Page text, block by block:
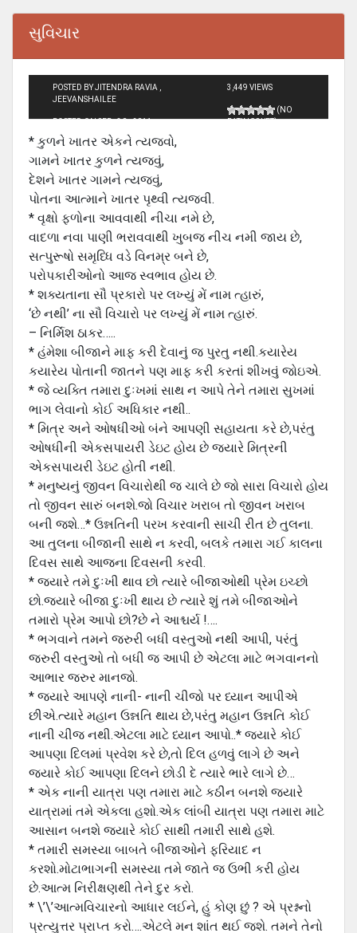
સુવિચાર
POSTED BY JITENDRA RAVIA ,
JEEVANSHAILEE
POSTED ON SEP - 30 - 2011
3,449 VIEWS
(NO
RATINGS YET)
* કુળને ખાતર એકને ત્યજવો,
ગામને ખાતર કુળને ત્યજવું,
દેશને ખાતર ગામને ત્યજવું,
પોતના આત્માને ખાતર પૃથ્વી ત્યજવી.
* વૃક્ષો ફળોના આવવાથી નીચા નમે છે,
વાદળા નવા પાણી ભરાવવાથી ખુબજ નીચ નમી જાય છે,
સત્પુરૂષો સમૃધ્ધિ વડે વિનમ્ર બને છે,
પરોપકારીઓનો આજ સ્વભાવ હોય છે.
* શક્યતાના સૌ પ્રકારો પર લખ્યું મેં નામ ત્હારું,
‘છે નથી’ ના સૌ વિચારો પર લખ્યું મેં નામ ત્હારું.
– નિર્મિશ ઠાકર…..
* હંમેશા બીજાને માફ કરી દેવાનું જ પુરતુ નથી.કયારેય
કયારેય પોતાની જાતને પણ માફ કરી કરતાં શીખવું જોઇએ.
* જે વ્યક્તિ તમારા દુઃખમાં સાથ ન આપે તેને તમારા સુખમાં
ભાગ લેવાનો કોઈ અધિકાર નથી..
* મિત્ર અને ઓષધીઓ બંને આપણી સહાયતા કરે છે,પરંતુ
ઓષધીની એકસપાયરી ડેઇટ હોય છે જયારે મિત્રની
એકસપાયરી ડેઇટ હોતી નથી.
* મનુષ્યનું જીવન વિચારોથી જ ચાલે છે જો સારા વિચારો હોય
તો જીવન સારું બનશે.જો વિચાર ખરાબ તો જીવન ખરાબ
બની જશે…* ઉન્નતિની પરખ કરવાની સાચી રીત છે તુલના.
આ તુલના બીજાની સાથે ન કરવી, બલકે તમારા ગઈ કાલના
દિવસ સાથે આજના દિવસની કરવી.
* જયારે તમે દુઃખી થાવ છો ત્યારે બીજાઓથી પ્રેમ ઇચ્છો
છો.જયારે બીજા દુઃખી થાય છે ત્યારે શું તમે બીજાઓને
તમારો પ્રેમ આપો છો?છે ને આશ્ચર્ય !….
* ભગવાને તમને જરુરી બધી વસ્તુઓ નથી આપી, પરંતું
જરુરી વસ્તુઓ તો બધી જ આપી છે એટલા માટે ભગવાનનો
આભાર જરુર માનજો.
* જયારે આપણે નાની- નાની ચીજો પર ધ્યાન આપીએ
છીએ.ત્યારે મહાન ઉન્નતિ થાય છે,પરંતુ મહાન ઉન્નતિ કોઈ
નાની ચીજ નથી.એટલા માટે ધ્યાન આપો..* જયારે કોઈ
આપણા દિલમાં પ્રવેશ કરે છે,તો દિલ હળવું લાગે છે અને
જયારે કોઈ આપણા દિલને છોડી દે ત્યારે ભારે લાગે છે…
* એક નાની યાત્રા પણ તમારા માટે કઠીન બનશે જયારે
યાત્રામાં તમે એકલા હશો.એક લાંબી યાત્રા પણ તમારા માટે
આસાન બનશે જયારે કોઈ સાથી તમારી સાથે હશે.
* તમારી સમસ્યા બાબતે બીજાઓને ફરિયાદ ન
કરશો.મોટાભાગની સમસ્યા તમે જાતે જ ઉભી કરી હોય
છે.આત્મ નિરીક્ષણથી તેને દુર કરો.
* \’\’આત્મવિચારનો આધાર લઈને, હું કોણ છું ? એ પ્રશ્નનો
પ્રત્યુત્તર પ્રાપ્ત કરો….એટલે મન શાંત થઈ જશે. તમને તેનો